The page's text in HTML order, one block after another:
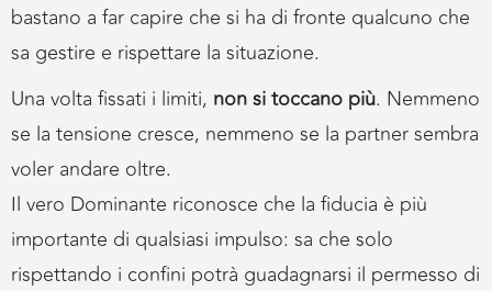
bastano a far capire che si ha di fronte qualcuno che
sa gestire e rispettare la situazione.
Una volta fissati i limiti, non si toccano più. Nemmeno
se la tensione cresce, nemmeno se la partner sembra
voler andare oltre.
Il vero Dominante riconosce che la fiducia è più
importante di qualsiasi impulso: sa che solo
rispettando i confini potrà guadagnarsi il permesso di